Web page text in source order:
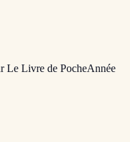
Le Livre de PocheAnnée